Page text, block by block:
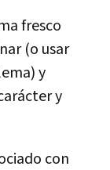
fresco
(o usar
y
y
con